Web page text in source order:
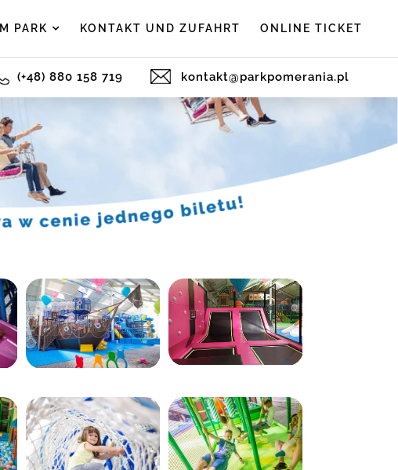
IM PARK KONTAKT UND ZUFAHRT ONLINE TICKET
(+48) 880 158 719 kontakt@parkpomerania.pl